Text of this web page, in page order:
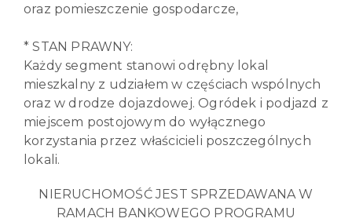
oraz pomieszczenie gospodarcze,
* STAN PRAWNY:
Każdy segment stanowi odrębny lokal
mieszkalny z udziałem w częściach wspólnych
oraz w drodze dojazdowej. Ogródek i podjazd z
miejscem postojowym do wyłącznego
korzystania przez właścicieli poszczególnych
lokali.
NIERUCHOMOŚĆ JEST SPRZEDAWANA W
RAMACH BANKOWEGO PROGRAMU